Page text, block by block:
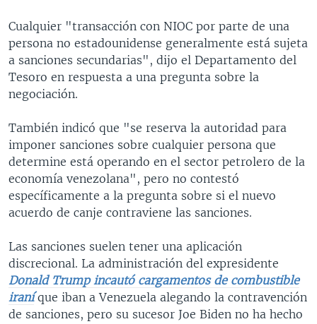
Cualquier "transacción con NIOC por parte de una
persona no estadounidense generalmente está sujeta
a sanciones secundarias", dijo el Departamento del
Tesoro en respuesta a una pregunta sobre la
negociación.
También indicó que "se reserva la autoridad para
imponer sanciones sobre cualquier persona que
determine está operando en el sector petrolero de la
economía venezolana", pero no contestó
específicamente a la pregunta sobre si el nuevo
acuerdo de canje contraviene las sanciones.
Las sanciones suelen tener una aplicación
discrecional. La administración del expresidente
Donald Trump incautó cargamentos de combustible
iraníque iban a Venezuela alegando la contravención
de sanciones, pero su sucesor Joe Biden no ha hecho